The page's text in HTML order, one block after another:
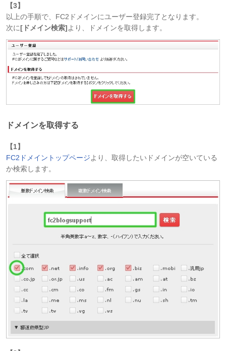
【3】
以上の手順で、FC2ドメインにユーザー登録完了となります。
次に[ドメイン検索]より、ドメインを取得します。
ドメインを取得する
【1】
FC2ドメイントップページより、取得したいドメインが空いている
か検索します。